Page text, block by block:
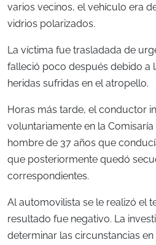
varios vecinos, el vehículo era
vidrios polarizados.
La víctima fue trasladada de
falleció poco después debido a
heridas sufridas en el atropello.
Horas más tarde, el conductor
voluntariamente en la
hombre de 37 años que
que posteriormente quedó
correspondientes.
Al automovilista se le realizó el
resultado fue negativo. La
determinar las circunstancias